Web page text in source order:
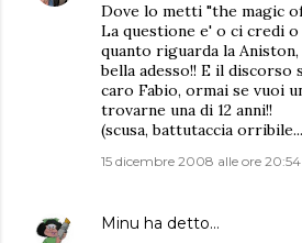
Dove lo metti "the magic
La questione e' o ci credi
quanto riguarda la
bella adesso!! E il discorso
caro Fabio, ormai se vuoi
trovarne una di 12 anni!!
(scusa, battutaccia
15 dicembre 2008 alle ore 20:54
Minu ha detto…